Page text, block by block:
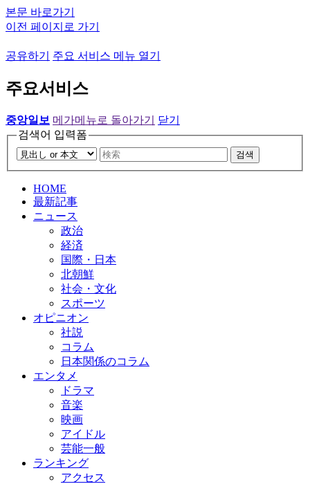
본문 바로가기
이전 페이지로 가기
공유하기 주요 서비스 메뉴 열기
주요서비스
중앙일보 메가메뉴로 돌아가기
닫기
검색어 입력폼
검색
HOME
最新記事
ニュース
政治
経済
国際・日本
北朝鮮
社会・文化
スポーツ
オピニオン
社説
コラム
日本関係のコラム
エンタメ
ドラマ
音楽
映画
アイドル
芸能一般
ランキング
アクセス